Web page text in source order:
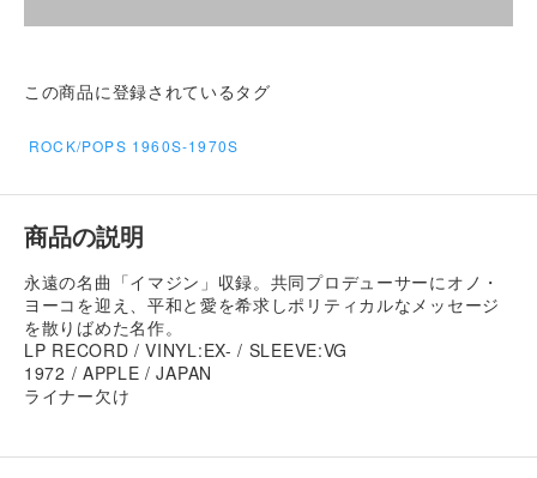
この商品に登録されているタグ
ROCK/POPS 1960S-1970S
商品の説明
永遠の名曲「イマジン」収録。共同プロデューサーにオノ・
ヨーコを迎え、平和と愛を希求しポリティカルなメッセージ
を散りばめた名作。
LP RECORD / VINYL:EX- / SLEEVE:VG
1972 / APPLE / JAPAN
ライナー欠け